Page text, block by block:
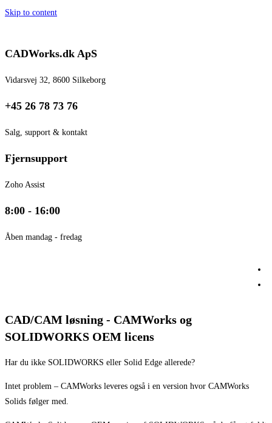
Skip to content
CADWorks.dk ApS
Vidarsvej 32, 8600 Silkeborg
+45 26 78 73 76
Salg, support & kontakt
Fjernsupport
Zoho Assist
8:00 - 16:00
Åben mandag - fredag
CAD/CAM løsning - CAMWorks og
SOLIDWORKS OEM licens
Har du ikke SOLIDWORKS eller Solid Edge allerede?
Intet problem – CAMWorks leveres også i en version hvor CAMWorks
Solids følger med.